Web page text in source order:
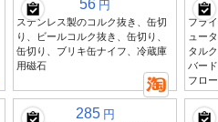
56 円
ステンレス製のコルク抜き、缶切
り、ビールコルク抜き、缶切り、
缶切り、ブリキ缶ナイフ、冷蔵庫
用磁石
フラ
ュー
タル
バー
フロ
285 円